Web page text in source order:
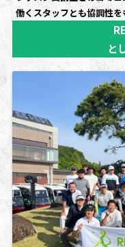
働くスタッフとも協調性
と